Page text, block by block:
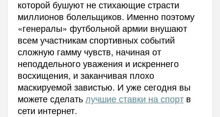
которой бушуют не стихающие страсти
миллионов болельщиков. Именно поэтому
«генералы» футбольной армии внушают
всем участникам спортивных событий
сложную гамму чувств, начиная от
неподдельного уважения и искреннего
восхищения, и заканчивая плохо
маскируемой завистью. И уже сегодня вы
можете сделатьлучшие ставки на спортв
сети интернет.